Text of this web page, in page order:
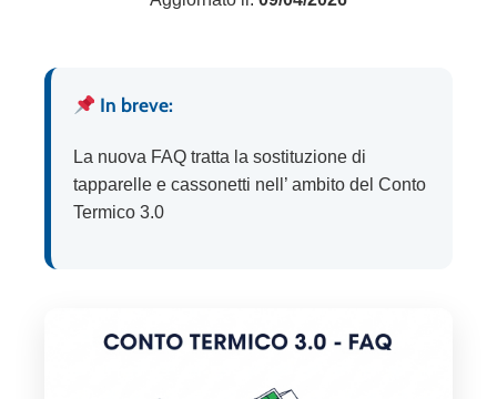
In breve:
La nuova FAQ tratta la sostituzione di
tapparelle e cassonetti nell’ ambito del Conto
Termico 3.0